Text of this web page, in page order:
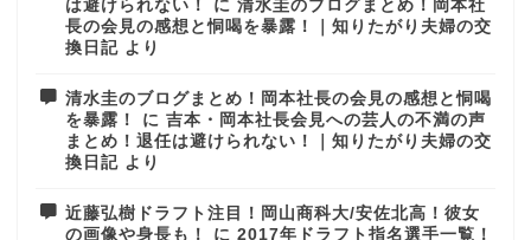
は避けられない！
に 清水圭のブログまとめ！岡本社
長の会見の感想と恫喝を暴露！｜知りたがり夫婦の交
換日記 より
清水圭のブログまとめ！岡本社長の会見の感想と恫喝
を暴露！
に 吉本・岡本社長会見への芸人の不満の声
まとめ！退任は避けられない！｜知りたがり夫婦の交
換日記 より
近藤弘樹ドラフト注目！岡山商科大/安佐北高！彼女
の画像や身長も！
に 2017年ドラフト指名選手一覧！